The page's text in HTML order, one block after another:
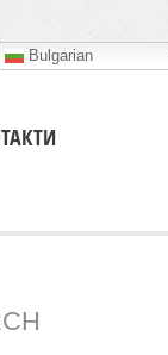
Bulgarian